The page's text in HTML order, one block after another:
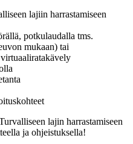
lajiin harrastamiseen
potkulaudalla tms.
mukaan) tai
lajin harrastamiseen
ja ohjeistuksella!